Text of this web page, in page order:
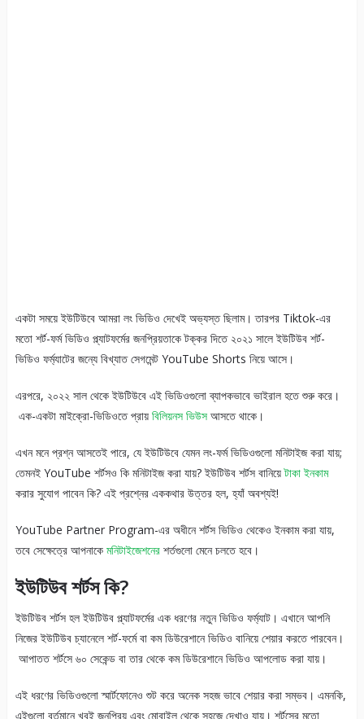
একটা সময়ে ইউটিউবে আমরা লং ভিডিও দেখেই অভ্যস্ত ছিলাম। তারপর Tiktok-এর
মতো শর্ট-ফর্ম ভিডিও প্ল্যাটফর্মের জনপ্রিয়তাকে টক্কর দিতে ২০২১ সালে ইউটিউব শর্ট-
ভিডিও ফর্ম্যাটের জন্যে বিখ্যাত সেগমেন্ট YouTube Shorts নিয়ে আসে।
এরপরে, ২০২২ সাল থেকে ইউটিউবে এই ভিডিওগুলো ব্যাপকভাবে ভাইরাল হতে শুরু করে।
এক-একটা মাইক্রো-ভিডিওতে প্রায় বিলিয়নস ভিউসআসতে থাকে।
এখন মনে প্রশ্ন আসতেই পারে, যে ইউটিউবে যেমন লং-ফর্ম ভিডিওগুলো মনিটাইজ করা যায়;
তেমনই YouTube শর্টসও কি মনিটাইজ করা যায়? ইউটিউব শর্টস বানিয়েটাকা ইনকাম
করার সুযোগ পাবেন কি? এই প্রশ্নের এককথার উত্তর হল, হ্যাঁ অবশ্যই!
YouTube Partner Program-এর অধীনে শর্টস ভিডিও থেকেও ইনকাম করা যায়,
তবে সেক্ষেত্রে আপনাকে মনিটাইজেশনেরশর্তগুলো মেনে চলতে হবে।
ইউটিউব শর্টস কি?
ইউটিউব শর্টস হল ইউটিউব প্ল্যাটফর্মের এক ধরণের নতুন ভিডিও ফর্ম্যাট। এখানে আপনি
নিজের ইউটিউব চ্যানেলে শর্ট-ফর্মে বা কম ডিউরেশানে ভিডিও বানিয়ে শেয়ার করতে পারবেন।
আপাতত শর্টসে ৬০ সেকেন্ড বা তার থেকে কম ডিউরেশানে ভিডিও আপলোড করা যায়।
এই ধরণের ভিডিওগুলো স্মার্টফোনেও শুট করে অনেক সহজ ভাবে শেয়ার করা সম্ভব। এমনকি,
এইগুলো বর্তমানে খুবই জনপ্রিয় এবং মোবাইল থেকে সহজে দেখাও যায়। শর্টসের মতো